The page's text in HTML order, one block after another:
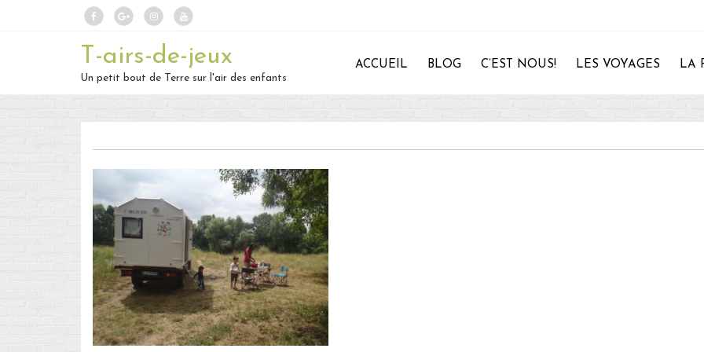
T-airs-de-jeux
Un petit bout de Terre sur l'air des enfants
ACCUEIL BLOG C’EST NOUS! LES VOYAGES LA